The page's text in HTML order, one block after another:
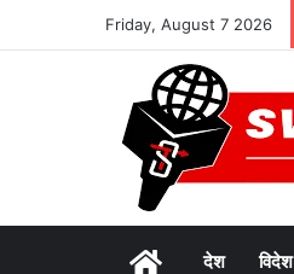
Friday, August 7 2026
Homeदेश विदेश